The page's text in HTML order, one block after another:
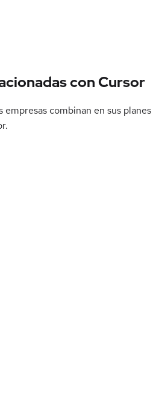
con Cursor
empresas combinan en sus planes